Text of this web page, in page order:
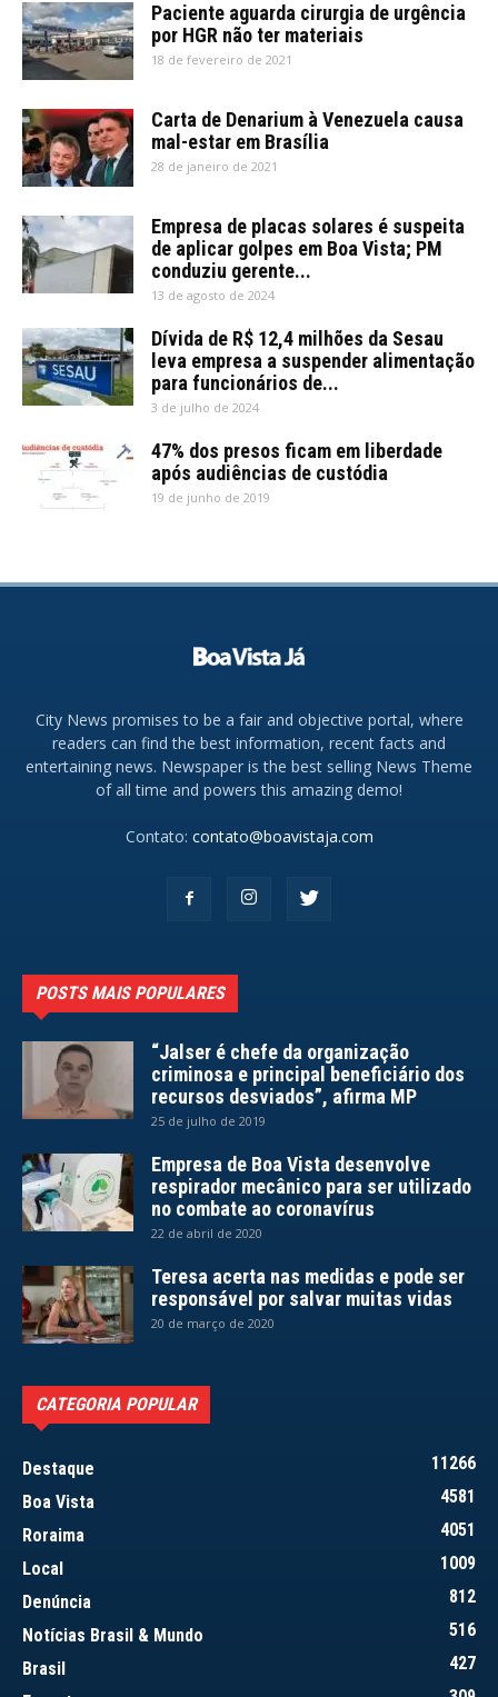
Paciente aguarda cirurgia de urgência
por HGR não ter materiais
18 de fevereiro de 2021
Carta de Denarium à Venezuela causa
mal-estar em Brasília
28 de janeiro de 2021
Empresa de placas solares é suspeita
de aplicar golpes em Boa Vista; PM
conduziu gerente...
13 de agosto de 2024
Dívida de R$ 12,4 milhões da Sesau
leva empresa a suspender alimentação
para funcionários de...
3 de julho de 2024
47% dos presos ficam em liberdade
após audiências de custódia
19 de junho de 2019
City News promises to be a fair and objective portal, where
readers can find the best information, recent facts and
entertaining news. Newspaper is the best selling News Theme
of all time and powers this amazing demo!
Contato: contato@boavistaja.com
POSTS MAIS POPULARES
“Jalser é chefe da organização
criminosa e principal beneficiário dos
recursos desviados”, afirma MP
25 de julho de 2019
Empresa de Boa Vista desenvolve
respirador mecânico para ser utilizado
no combate ao coronavírus
22 de abril de 2020
Teresa acerta nas medidas e pode ser
responsável por salvar muitas vidas
20 de março de 2020
CATEGORIA POPULAR
Destaque
11266
Boa Vista
4581
Roraima
4051
Local
1009
Denúncia
812
Notícias Brasil & Mundo
516
Brasil
427